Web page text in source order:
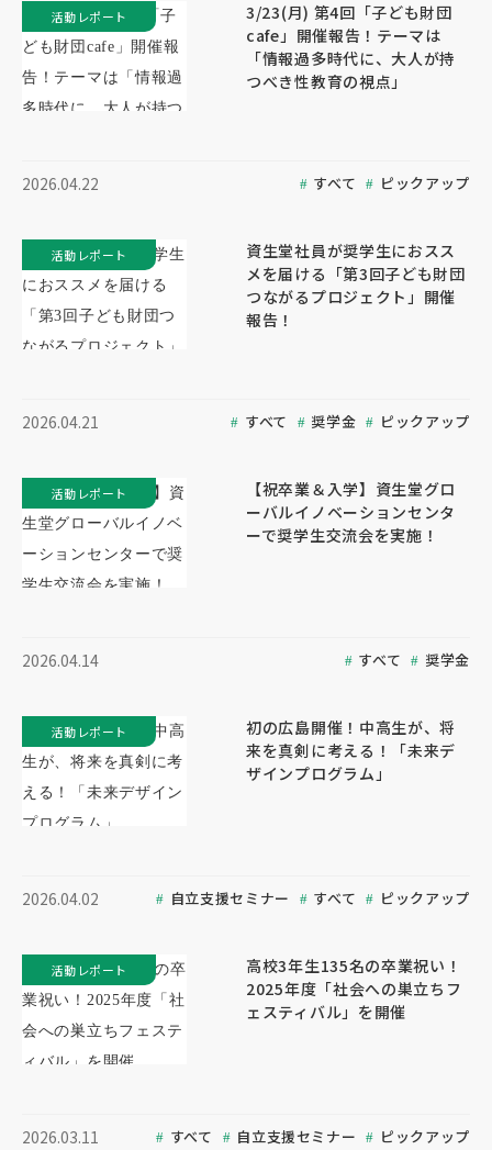
3/23(月) 第4回「子ども財団
cafe」開催報告！テーマは
「情報過多時代に、大人が持
つべき性教育の視点」
2026.04.22 すべて ピックアップ
活動レポート
資生堂社員が奨学生におスス
メを届ける「第3回子ども財団
つながるプロジェクト」開催
報告！
2026.04.21 すべて 奨学金 ピックアップ
活動レポート
【祝卒業＆入学】資生堂グロ
ーバルイノベーションセンタ
ーで奨学生交流会を実施！
2026.04.14 すべて 奨学金
活動レポート
初の広島開催！中高生が、将
来を真剣に考える！「未来デ
ザインプログラム」
2026.04.02 自立支援セミナー すべて ピックアップ
活動レポート
高校3年生135名の卒業祝い！
2025年度「社会への巣立ちフ
ェスティバル」を開催
2026.03.11 すべて 自立支援セミナー ピックアップ
活動レポート